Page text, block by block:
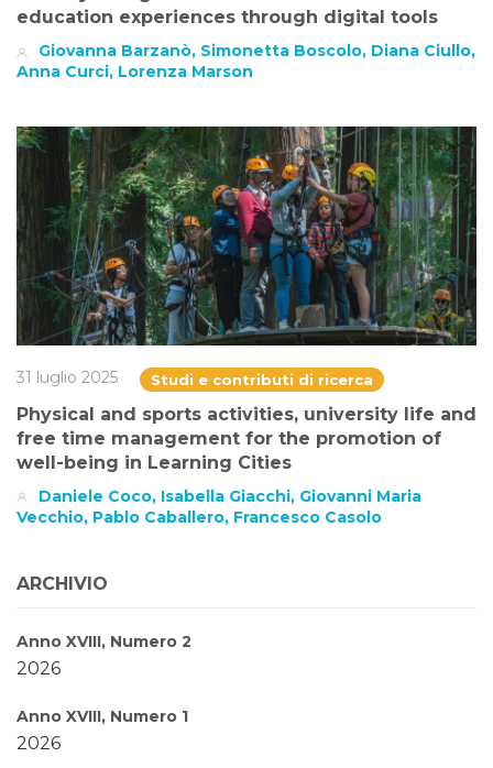
education experiences through digital tools
Giovanna Barzanò, Simonetta Boscolo, Diana Ciullo,
Anna Curci, Lorenza Marson
31 luglio 2025 Studi e contributi di ricerca
Physical and sports activities, university life and
free time management for the promotion of
well-being in Learning Cities
Daniele Coco, Isabella Giacchi, Giovanni Maria
Vecchio, Pablo Caballero, Francesco Casolo
ARCHIVIO
Anno XVIII, Numero 2
2026
Anno XVIII, Numero 1
2026